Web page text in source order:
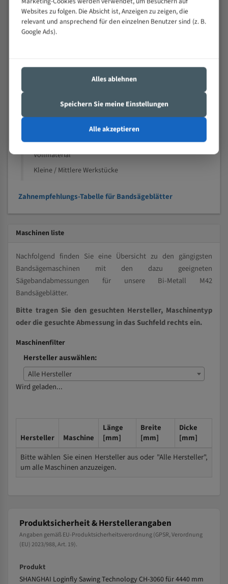
Positiver Spanwinkel
Bandkörper aus hochlegiertem Federstahl
Nichteisenmetalle
Speziell entwickelt für Profile / Rohre
Kleine und mittlere Profile / Kleine Durchmesser
Vollmaterial
Kleine / Mittlere Werkstücke
Zahnempfehlungs-Tabelle für Bandsägeblätter
Maschinen liste
Nachfolgend finden Sie eine Übersicht zu den gängigsten
Bandsägemaschinen mit den dazu geeigneten
Sägebandabmessungen für unsere Bi-Metall M42
Bandsägeblätter.
Bitte tragen Sie den gesuchten Hersteller, Maschinentyp
oder die gesuchte Abmessung in das Suchfeld rechts ein.
Maschinenfilter
Hersteller auswählen:
Alle Hersteller
Wird geladen...
Hersteller Maschine
Länge
[mm]
Breite
[mm]
Dicke
[mm]
Bitte wählen Sie einen Hersteller aus oder "Alle Hersteller",
um alle Maschinen anzuzeigen.
Produktsicherheit & Herstellerangaben
Angaben gemäß EU-Produktsicherheitsverordnung (GPSR, Verordnung
(EU) 2023/988, Art. 19).
Produkt
SHANGHAI Loginfly Sawing Technology CH-3060 für 4440 mm
Websites zu folgen. Die Absicht ist, Anzeigen zu zeigen, die
relevant und ansprechend für den einzelnen Benutzer sind (z. B.
Google Ads).
Alles ablehnen
Speichern Sie meine Einstellungen
Alle akzeptieren